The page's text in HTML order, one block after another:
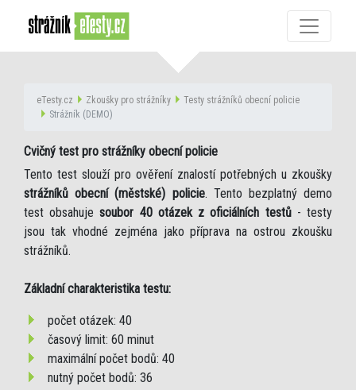
eTesty.cz Zkoušky pro strážníky
Testy strážníků obecní policie
Strážník (DEMO)
Cvičný test pro strážníky obecní policie
Tento test slouží pro ověření znalostí potřebných u zkoušky
strážníků obecní (městské) policie. Tento bezplatný demo
test obsahujesoubor 40 otázek z oficiálních testů- testy
jsou tak vhodné zejména jako příprava na ostrou zkoušku
strážníků.
Základní charakteristika testu:
počet otázek: 40
časový limit: 60 minut
maximální počet bodů: 40
nutný počet bodů: 36